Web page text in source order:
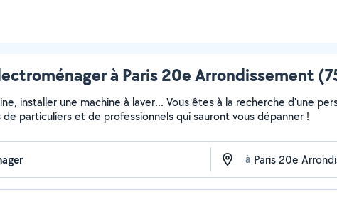
à Paris 20e Arrondissement
installer une machine à laver... Vous êtes à la recherche d'une
particuliers et de professionnels qui sauront vous dépanner !
à